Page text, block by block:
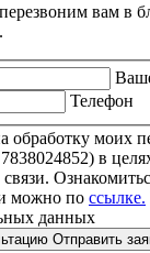
вам в
Телефон
обработку моих
в целях
можно по ссылке.
данных
Отправить